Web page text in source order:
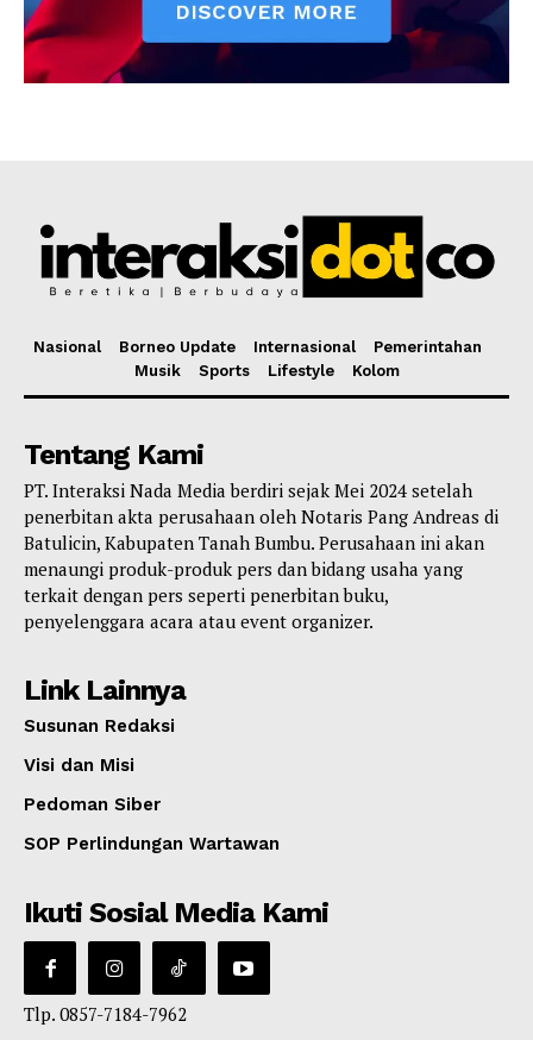
Nasional Borneo Update Internasional
Pemerintahan
Musik
Sports Lifestyle Kolom
Tentang Kami
PT. Interaksi Nada Media berdiri sejak Mei 2024 setelah
penerbitan akta perusahaan oleh Notaris Pang Andreas di
Batulicin, Kabupaten Tanah Bumbu. Perusahaan ini akan
menaungi produk-produk pers dan bidang usaha yang
terkait dengan pers seperti penerbitan buku,
penyelenggara acara atau event organizer.
Link Lainnya
Susunan Redaksi
Visi dan Misi
Pedoman Siber
SOP Perlindungan Wartawan
Ikuti Sosial Media Kami
Tlp. 0857-7184-7962